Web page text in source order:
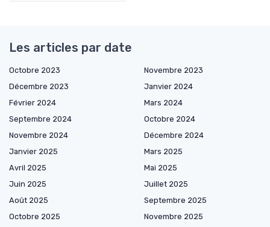
Les articles par date
Octobre 2023
Novembre 2023
Décembre 2023
Janvier 2024
Février 2024
Mars 2024
Septembre 2024
Octobre 2024
Novembre 2024
Décembre 2024
Janvier 2025
Mars 2025
Avril 2025
Mai 2025
Juin 2025
Juillet 2025
Août 2025
Septembre 2025
Octobre 2025
Novembre 2025